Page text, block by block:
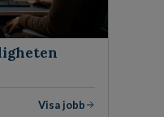
Visa jobb